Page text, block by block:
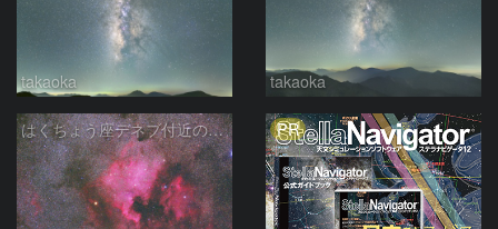
takaoka takaoka
はくちょう座デネブ付近の空域 260720 PR